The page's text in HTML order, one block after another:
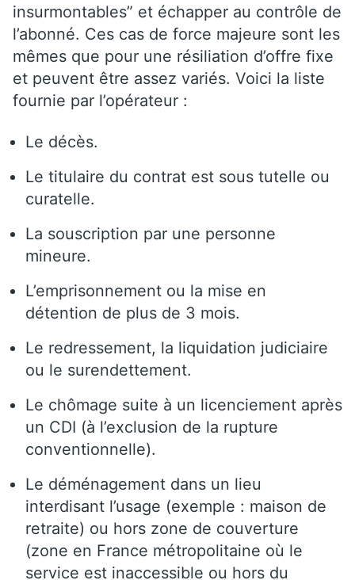
insurmontables” et échapper au contrôle de
l’abonné. Ces cas de force majeure sont les
mêmes que pour une résiliation d’offre fixe
et peuvent être assez variés. Voici la liste
fournie par l’opérateur :
Le décès.
Le titulaire du contrat est sous tutelle ou
curatelle.
La souscription par une personne
mineure.
L’emprisonnement ou la mise en
détention de plus de 3 mois.
Le redressement, la liquidation judiciaire
ou le surendettement.
Le chômage suite à un licenciement après
un CDI (à l’exclusion de la rupture
conventionnelle).
Le déménagement dans un lieu
interdisant l’usage (exemple : maison de
retraite) ou hors zone de couverture
(zone en France métropolitaine où le
service est inaccessible ou hors du